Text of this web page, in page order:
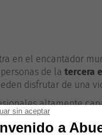
en el encantador
de la tercera
disfrutar de una
altamente
y los
adaptada a